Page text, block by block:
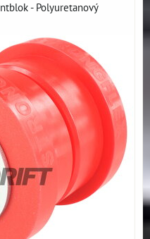
- Polyuretanový